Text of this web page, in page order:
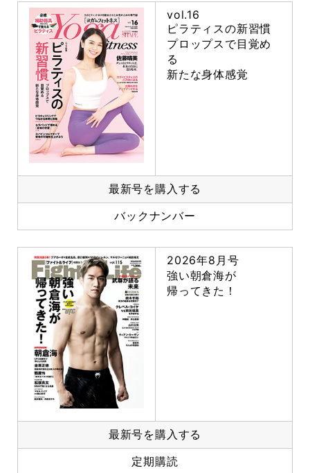
vol.16
ピラティスの新習慣
プロップスで目覚め
る
新たな身体感覚
最新号を購入する
バックナンバー
2026年8月号
強い朝倉海が
帰ってきた！
最新号を購入する
定期購読